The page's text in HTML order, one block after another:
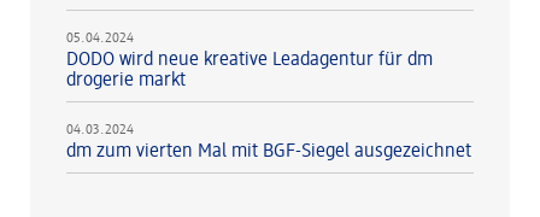
05.04.2024
DODO wird neue kreative Leadagentur für dm
drogerie markt
04.03.2024
dm zum vierten Mal mit BGF-Siegel ausgezeichnet